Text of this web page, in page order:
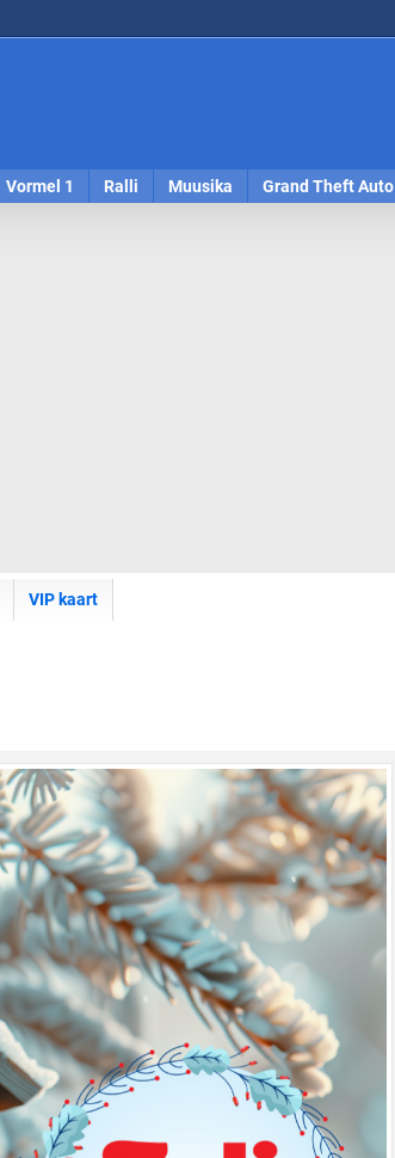
Vormel 1 Ralli Muusika Grand Theft Auto
VIP kaart